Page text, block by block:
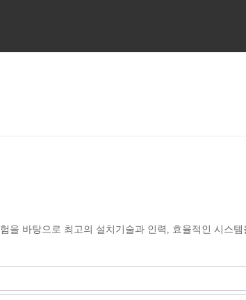
바탕으로 최고의 설치기술과 인력, 효율적인 시스